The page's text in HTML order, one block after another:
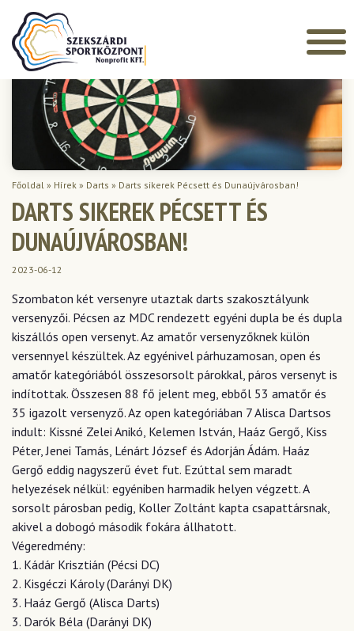
Főoldal » Hírek » Darts » Darts sikerek Pécsett és Dunaújvárosban!
DARTS SIKEREK PÉCSETT ÉS
DUNAÚJVÁROSBAN!
2023-06-12
Szombaton két versenyre utaztak darts szakosztályunk
versenyzői. Pécsen az MDC rendezett egyéni dupla be és dupla
kiszállós open versenyt. Az amatőr versenyzőknek külön
versennyel készültek. Az egyénivel párhuzamosan, open és
amatőr kategóriából összesorsolt párokkal, páros versenyt is
indítottak. Összesen 88 fő jelent meg, ebből 53 amatőr és
35 igazolt versenyző. Az open kategóriában 7 Alisca Dartsos
indult: Kissné Zelei Anikó, Kelemen István, Haáz Gergő, Kiss
Péter, Jenei Tamás, Lénárt József és Adorján Ádám. Haáz
Gergő eddig nagyszerű évet fut. Ezúttal sem maradt
helyezések nélkül: egyéniben harmadik helyen végzett. A
sorsolt párosban pedig, Koller Zoltánt kapta csapattársnak,
akivel a dobogó második fokára állhatott.
Végeredmény:
1. Kádár Krisztián (Pécsi DC)
2. Kisgéczi Károly (Darányi DK)
3. Haáz Gergő (Alisca Darts)
3. Darók Béla (Darányi DK)